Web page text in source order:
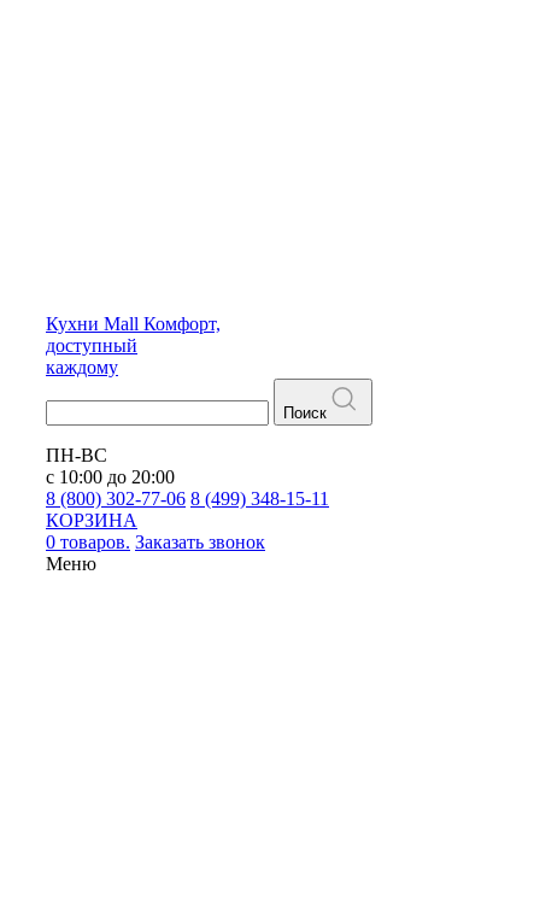
Кухни Mall Комфорт,
доступный
каждому
Поиск
ПН-ВС
с 10:00 до 20:00
8 (800) 302-77-06 8 (499) 348-15-11
КОРЗИНА
0 товаров. Заказать звонок
Меню